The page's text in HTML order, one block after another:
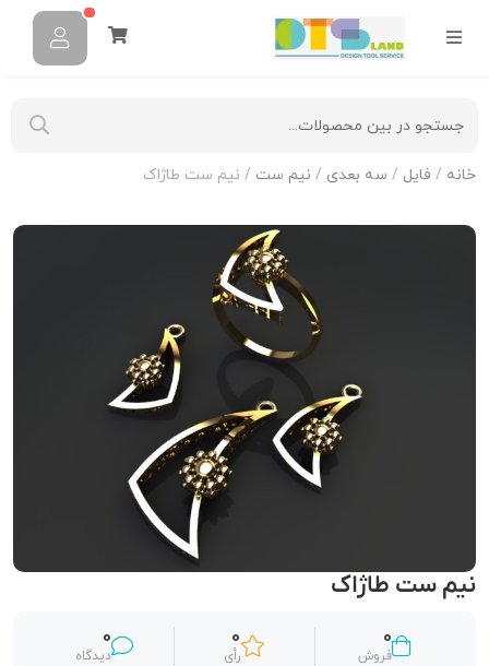
خانه / فایل / سه بعدی / نیم ست / نیم ست طاژاک
نیم ست طاژاک
0
فروش
0
رأی
0
دیدگاه